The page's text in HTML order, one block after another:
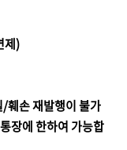
제)
훼손 재발행이 불가
장에 한하여 가능합